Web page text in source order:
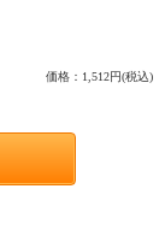
価格：1,512円(税込)